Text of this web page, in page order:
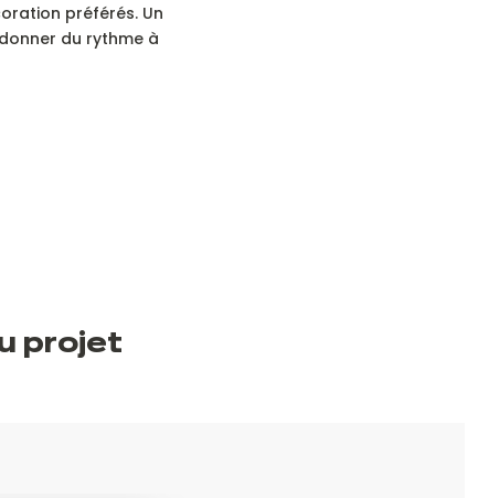
préférés. Un
du rythme à
projet